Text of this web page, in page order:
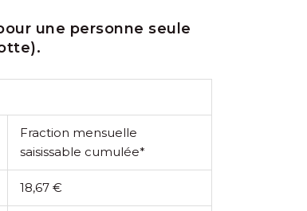
une personne seule
Fraction mensuelle
saisissable cumulée*
18,67 €